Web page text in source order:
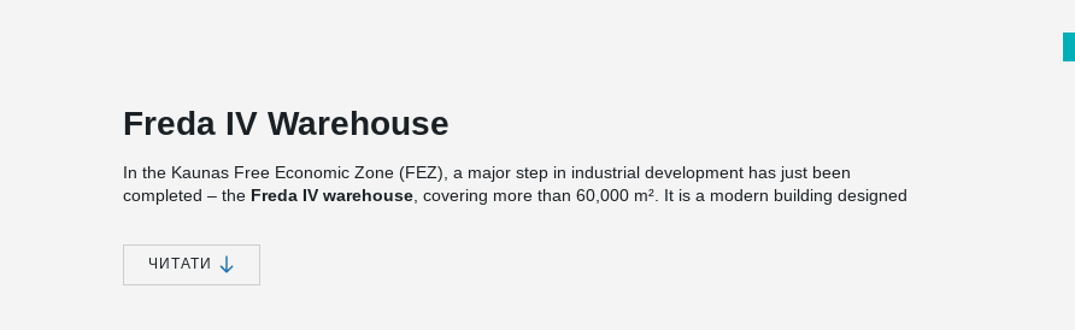
Freda IV Warehouse
In the Kaunas Free Economic Zone (FEZ), a major step in industrial development has just been
completed – the Freda IV warehouse , covering more than 60,000 m². It is a modern building designed
rooftop solar power plant
What makes this project especially impressive is the speed and precision – it was completed in less
ЧИТАТИ